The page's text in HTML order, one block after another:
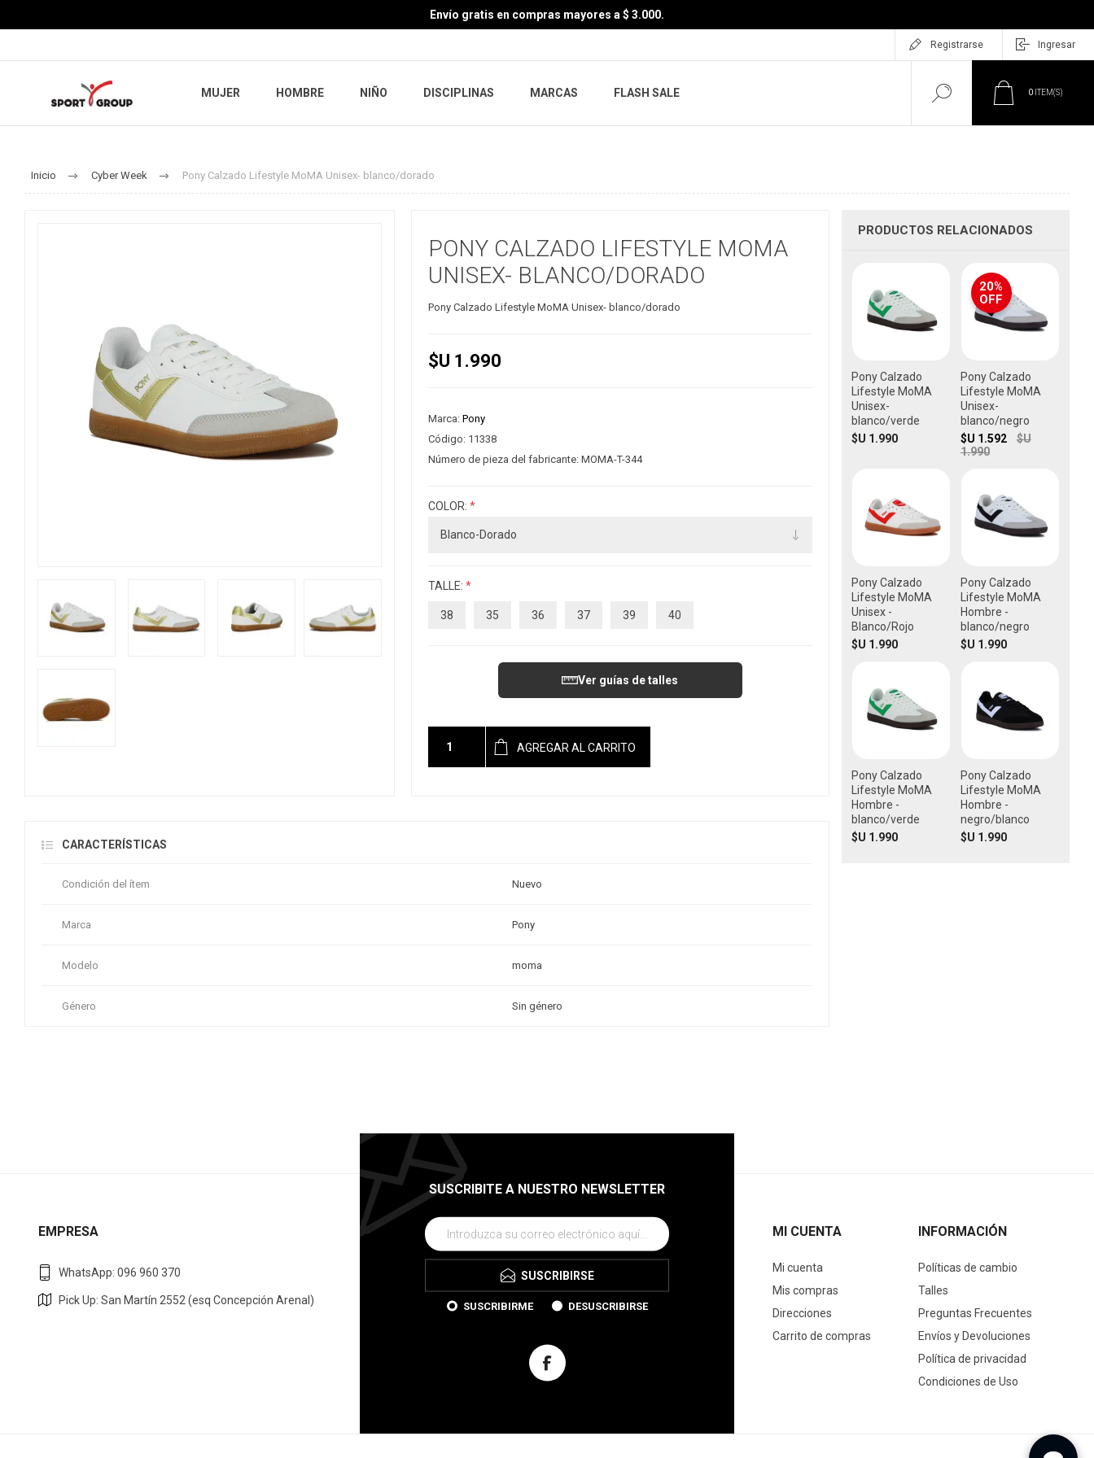
Envío gratis en compras mayores a $ 3.000.
Registrarse Ingresar
MUJER HOMBRE NIÑO DISCIPLINAS MARCAS FLASH SALE 0 ITEM(S)
Inicio Cyber Week Pony Calzado Lifestyle MoMA Unisex- blanco/dorado
PONY CALZADO LIFESTYLE MOMA
UNISEX- BLANCO/DORADO
Pony Calzado Lifestyle MoMA Unisex- blanco/dorado
$U 1.990
Marca: Pony
Código: 11338
Número de pieza del fabricante: MOMA-T-344
COLOR: *
TALLE: *
38 35 36 37 39 40
Ver guías de talles
AGREGAR AL CARRITO
CARACTERÍSTICAS
Condición del ítem Nuevo
Marca Pony
Modelo moma
Género Sin género
PRODUCTOS RELACIONADOS
Pony Calzado
Lifestyle MoMA
Unisex-
blanco/verde
$U 1.990
20%
OFF
Pony Calzado
Lifestyle MoMA
Unisex-
blanco/negro
$U 1.592
$U
1.990
Pony Calzado
Lifestyle MoMA
Unisex -
Blanco/Rojo
$U 1.990
Pony Calzado
Lifestyle MoMA
Hombre -
blanco/negro
$U 1.990
Pony Calzado
Lifestyle MoMA
Hombre -
blanco/verde
$U 1.990
Pony Calzado
Lifestyle MoMA
Hombre -
negro/blanco
$U 1.990
SUSCRIBITE A NUESTRO NEWSLETTER
SUSCRIBIRSE
SUSCRIBIRME DESUSCRIBIRSE
EMPRESA
WhatsApp: 096 960 370
Pick Up: San Martín 2552 (esq Concepción Arenal)
MI CUENTA
Mi cuenta
Mis compras
Direcciones
Carrito de compras
INFORMACIÓN
Políticas de cambio
Talles
Preguntas Frecuentes
Envíos y Devoluciones
Política de privacidad
Condiciones de Uso